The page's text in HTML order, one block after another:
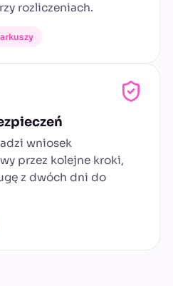
rozliczeniach.
wniosek
przez kolejne kroki,
z dwóch dni do